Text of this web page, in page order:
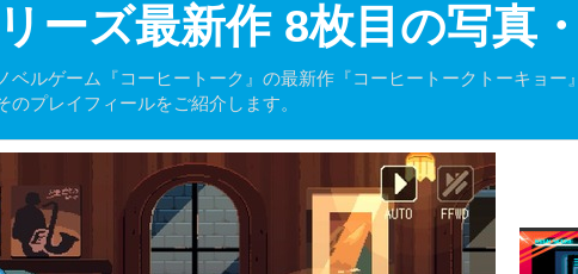
ーズ最新作 8枚目の写真
ベルゲーム『コーヒートーク』の最新作『コーヒートークトーキョー
プレイフィールをご紹介します。